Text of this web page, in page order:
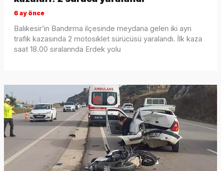
6 ay önce
Balıkesir’in Bandırma ilçesinde meydana gelen iki ayrı
trafik kazasında 2 motosiklet sürücüsü yaralandı. İlk kaza
saat 18.00 sıralarında Erdek yolu